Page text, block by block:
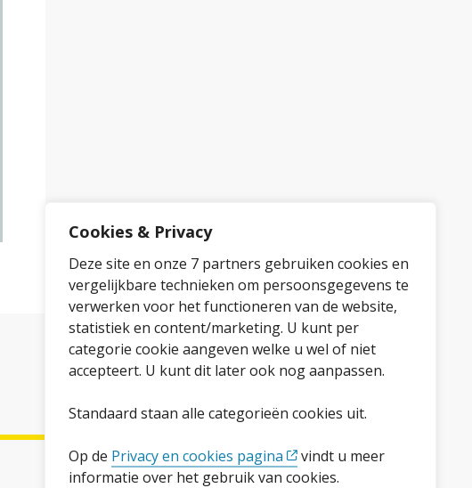
Cookies & Privacy
Deze site en onze 7 partners gebruiken cookies en
vergelijkbare technieken om persoonsgegevens te
verwerken voor het functioneren van de website,
statistiek en content/marketing. U kunt per
categorie cookie aangeven welke u wel of niet
accepteert. U kunt dit later ook nog aanpassen.
Standaard staan alle categorieën cookies uit.
Op de Privacy en cookies pagina
vindt u meer
informatie over het gebruik van cookies.